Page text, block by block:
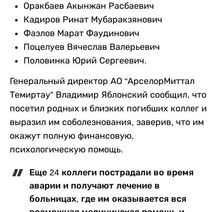
Оракбаев Акынжан Расбаевич
Кадиров Ринат Мубаракзянович
Фазлов Марат Фаудинович
Поцелуев Вячеслав Валерьевич
Половинка Юрий Сергеевич.
Генеральный директор АО “АрселорМиттал
Темиртау” Владимир Яблонский сообщил, что
посетил родных и близких погибших коллег и
выразил им соболезнования, заверив, что им
окажут полную финансовую,
психологическую помощь.
Еще 24 коллеги пострадали во время
аварии и получают лечение в
больницах, где им оказывается вся